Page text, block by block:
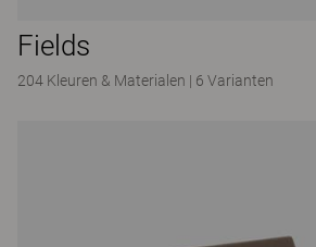
Fields
204 Kleuren & Materialen | 6 Varianten